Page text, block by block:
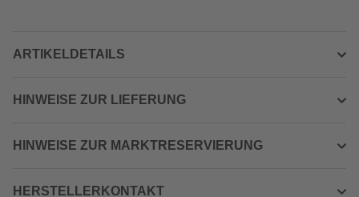
ARTIKELDETAILS
HINWEISE ZUR LIEFERUNG
HINWEISE ZUR MARKTRESERVIERUNG
HERSTELLERKONTAKT